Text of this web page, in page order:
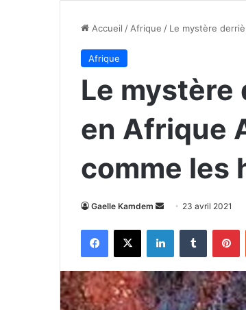
Accueil / Afrique / Le mystère
Afrique
Le mystère
en Afrique
comme les
Gaelle Kamdem
Envoyer
courriel
23 avril 2021
Facebook
X LinkedinTumblr